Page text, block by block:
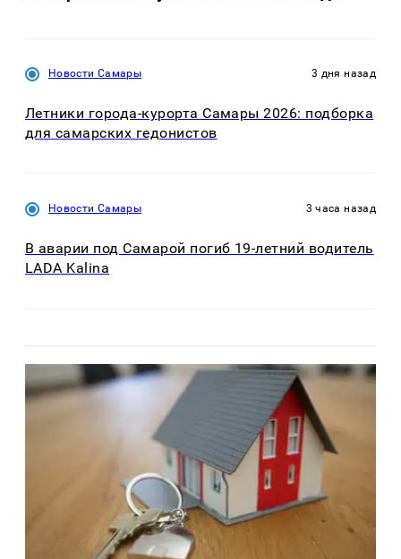
Новости Самары 3 дня назад
Летники города-курорта Самары 2026: подборка
для самарских гедонистов
Новости Самары 3 часа назад
В аварии под Самарой погиб 19-летний водитель
LADA Kalina